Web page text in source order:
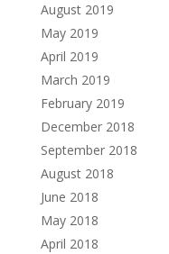
August 2019
May 2019
April 2019
March 2019
February 2019
December 2018
September 2018
August 2018
June 2018
May 2018
April 2018